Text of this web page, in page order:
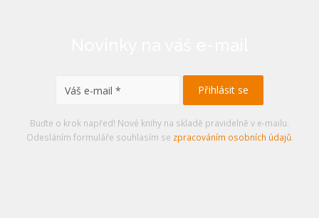
Buďte o krok napřed! Nové knihy na skladě pravidelně v e-mailu.
Odesláním formuláře souhlasím se zpracováním osobních údajů.